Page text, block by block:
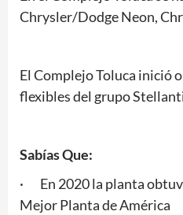
Chrysler/Dodge Neon,
El Complejo Toluca inició
flexibles del grupo
Sabías Que:
· En 2020 la planta
Mejor Planta de América